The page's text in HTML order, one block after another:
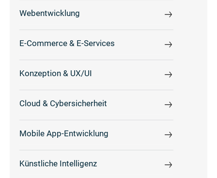
Webentwicklung
E-Commerce & E-Services
Konzeption & UX/UI
Cloud & Cybersicherheit
Mobile App-Entwicklung
Künstliche Intelligenz